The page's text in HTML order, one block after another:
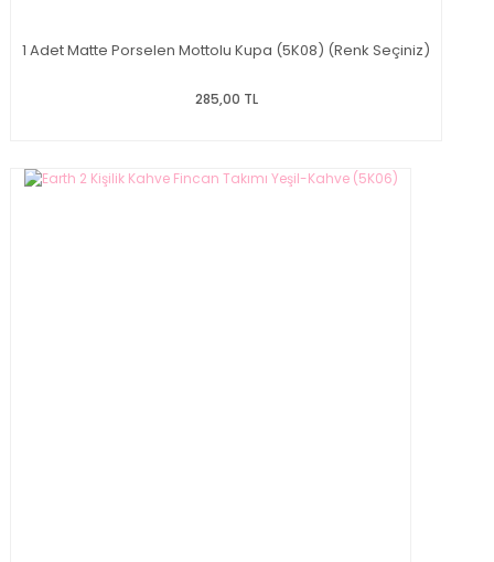
1 Adet Matte Porselen Mottolu Kupa (5K08) (Renk Seçiniz)
285,00 TL